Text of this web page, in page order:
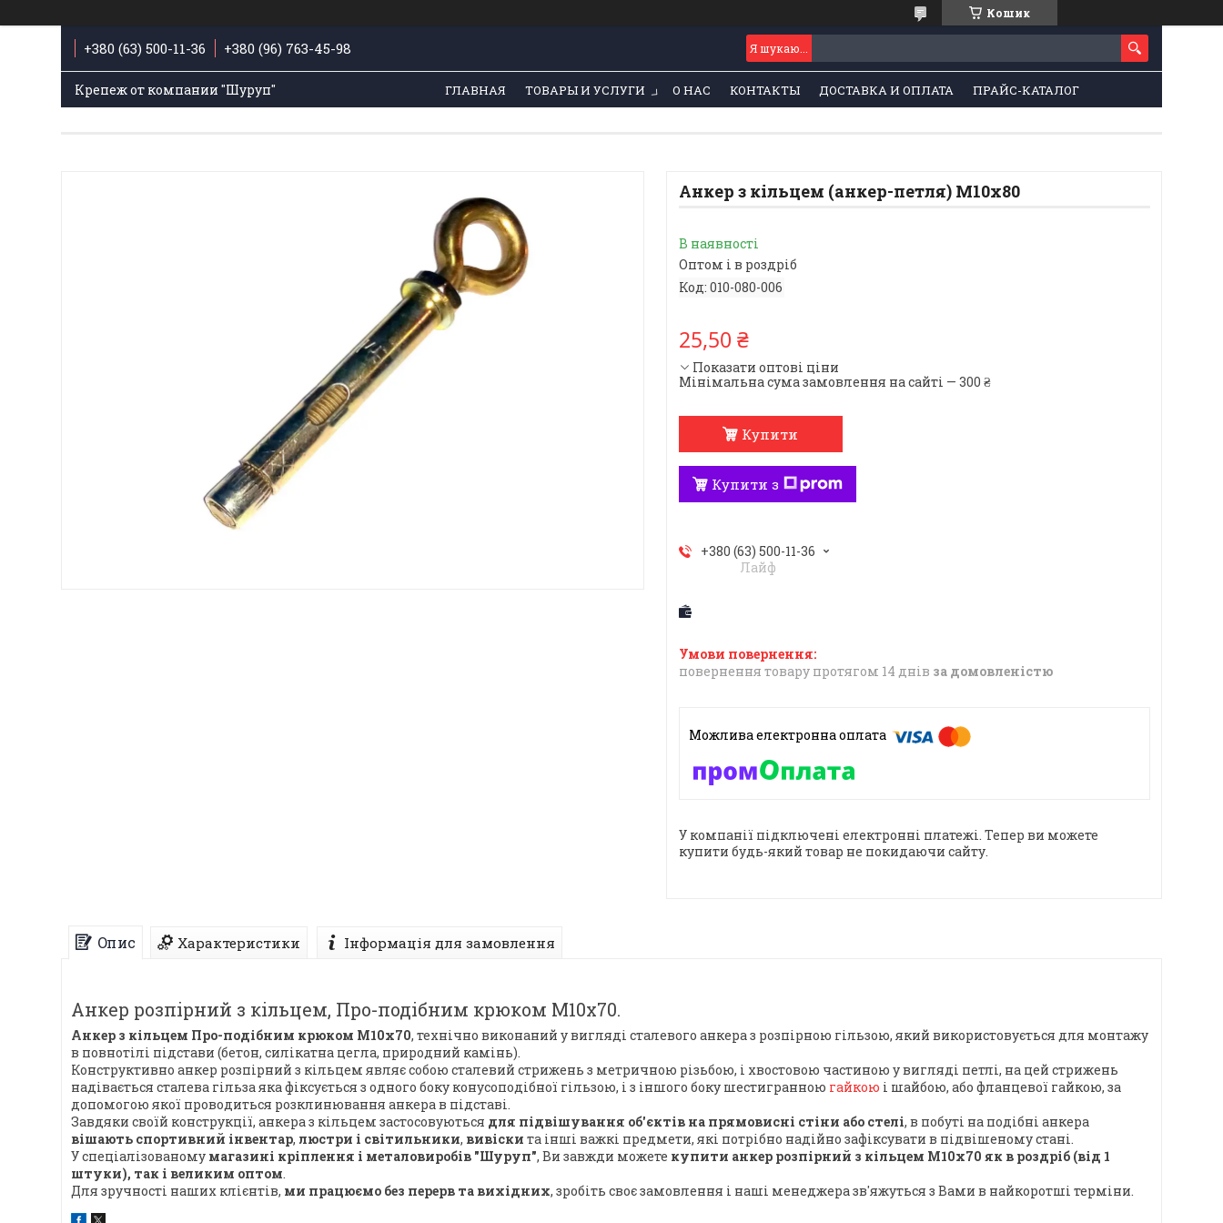
Кошик
+380 (63) 500-11-36 +380 (96) 763-45-98
Крепеж от компании "Шуруп" ГЛАВНАЯ ТОВАРЫ И УСЛУГИ О НАС КОНТАКТЫ ДОСТАВКА И ОПЛАТА ПРАЙС-КАТАЛОГ
Анкер з кільцем (анкер-петля) М10х80
В наявності
Оптом і в роздріб
Код: 010-080-006
25,50 ₴
Показати оптові ціни
Мінімальна сума замовлення на сайті — 300 ₴
Купити
Купити з
+380 (63) 500-11-36
Лайф
повернення товару протягом 14 днів за домовленістю
У компанії підключені електронні платежі. Тепер ви можете
купити будь-який товар не покидаючи сайту.
Опис Характеристики Інформація для замовлення
Анкер розпірний з кільцем, Про-подібним крюком М10х70.
Анкер з кільцем Про-подібним крюком М10х70, технічно виконаний у вигляді сталевого анкера з розпірною гільзою, який використовується для монтажу
в повнотілі підстави (бетон, силікатна цегла, природний камінь).
Конструктивно анкер розпірний з кільцем являє собою сталевий стрижень з метричною різьбою, і хвостовою частиною у вигляді петлі, на цей стрижень
надівається сталева гільза яка фіксується з одного боку конусоподібної гільзою, і з іншого боку шестигранною гайкою і шайбою, або фланцевої гайкою, за
допомогою якої проводиться розклинювання анкера в підставі.
Завдяки своїй конструкції, анкера з кільцем застосовуються для підвішування об'єктів на прямовисні стіни або стелі, в побуті на подібні анкера
вішають спортивний інвентар, люстри і світильники, вивіски та інші важкі предмети, які потрібно надійно зафіксувати в підвішеному стані.
У спеціалізованому магазині кріплення і металовиробів "Шуруп", Ви завжди можете купити анкер розпірний з кільцем М10х70 як в роздріб (від 1
штуки), так і великим оптом.
Для зручності наших клієнтів, ми працюємо без перерв та вихідних, зробіть своє замовлення і наші менеджера зв'яжуться з Вами в найкоротші терміни.